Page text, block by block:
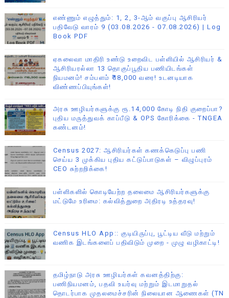
எண்ணும் எழுத்தும்: 1, 2, 3-ஆம் வகுப்பு ஆசிரியர்
பதிவேடு வாரம் 9 (03.08.2026 - 07.08.2026) | Log
Book PDF
ஏகலைவா மாதிரி உண்டு உறைவிட பள்ளியில் ஆசிரியர் &
ஆசிரியரல்லா 13 தொகுப்பூதிய பணியிடங்கள்
நியமனம்! சம்பளம் ₹18,000 வரை! உடனடியாக
விண்ணப்பியுங்கள்!
அரசு ஊழியர்களுக்கு ரூ.14,000 கோடி நிதி குறைப்பா?
புதிய மருத்துவக் காப்பீடு & OPS கோரிக்கை - TNGEA
கண்டனம்!
Census 2027: ஆசிரியர்கள் கணக்கெடுப்பு பணி
செய்ய 3 முக்கிய புதிய கட்டுப்பாடுகள் – விழுப்புரம்
CEO சுற்றறிக்கை!
பள்ளிகளில் கொடியேற்ற தலைமை ஆசிரியர்களுக்கு
மட்டுமே உரிமை: கல்வித்துறை அதிரடி உத்தரவு!
Census HLO App:: குடியிருப்பு, பூட்டிய வீடு மற்றும்
வணிக இடங்களைப் பதிவிடும் முறை - முழு வழிகாட்டி!
தமிழ்நாடு அரசு ஊழியர்கள் கவனத்திற்கு:
பணிநியமனம், பதவி உயர்வு மற்றும் இடமாறுதல்
தொடர்பாக முதலமைச்சரின் நிலையான ஆணைகள் (TN